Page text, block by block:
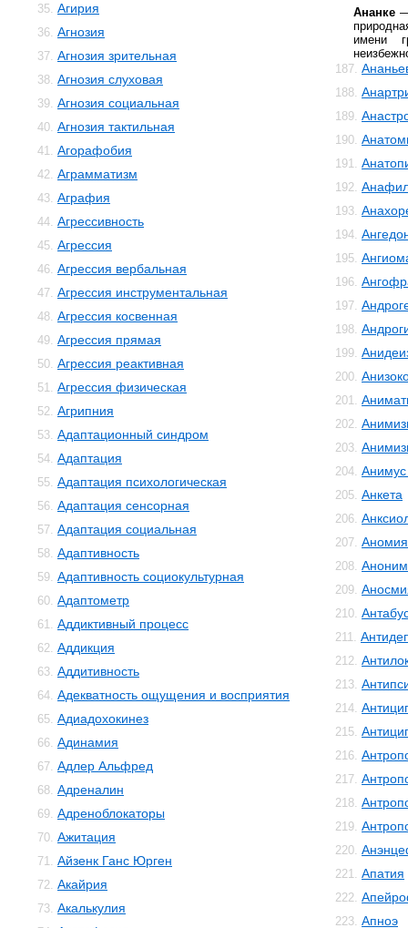
35. Агирия
36. Агнозия
37. Агнозия зрительная
38. Агнозия слуховая
39. Агнозия социальная
40. Агнозия тактильная
41. Агорафобия
42. Аграмматизм
43. Аграфия
44. Агрессивность
45. Агрессия
46. Агрессия вербальная
47. Агрессия инструментальная
48. Агрессия косвенная
49. Агрессия прямая
50. Агрессия реактивная
51. Агрессия физическая
52. Агрипния
53. Адаптационный синдром
54. Адаптация
55. Адаптация психологическая
56. Адаптация сенсорная
57. Адаптация социальная
58. Адаптивность
59. Адаптивность социокультурная
60. Адаптометр
61. Аддиктивный процесс
62. Аддикция
63. Аддитивность
64. Адекватность ощущения и восприятия
65. Адиадохокинез
66. Адинамия
67. Адлер Альфред
68. Адреналин
69. Адреноблокаторы
70. Ажитация
71. Айзенк Ганс Юрген
72. Акайрия
73. Акалькулия
Ананке
имени
187.
188.
189.
190.
191.
192.
193.
194.
195.
196.
197.
198.
199.
200.
201.
202.
203.
204.
205. Анкета
206.
207. Аномия
208.
209.
210.
211.
212.
213.
214.
215.
216.
217.
218.
219.
220.
221. Апатия
222.
223. Апноэ